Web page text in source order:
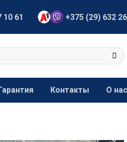
10 61 +375 (29) 632
Контакты О нас